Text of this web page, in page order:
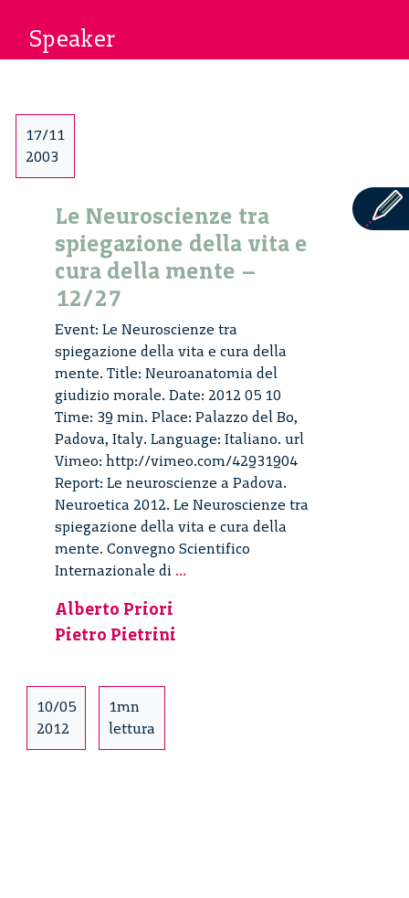
Speaker
17/11
2003
Le Neuroscienze tra
spiegazione della vita e
cura della mente –
12/27
Event: Le Neuroscienze tra
spiegazione della vita e cura della
mente. Title: Neuroanatomia del
giudizio morale. Date: 2012 05 10
Time: 39 min. Place: Palazzo del Bo,
Padova, Italy. Language: Italiano. url
Vimeo: http://vimeo.com/42931904
Report: Le neuroscienze a Padova.
Neuroetica 2012. Le Neuroscienze tra
spiegazione della vita e cura della
mente. Convegno Scientifico
Internazionale di ...
Alberto Priori
Pietro Pietrini
10/05
2012
1mn
lettura